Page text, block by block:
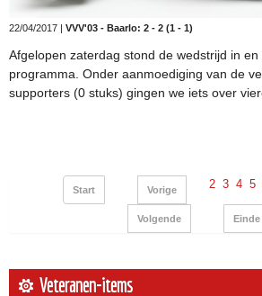
22/04/2017 | VVV'03 - Baarlo: 2 - 2 (1 - 1)
Afgelopen zaterdag stond de wedstrijd in
programma. Onder aanmoediging van de
supporters (0 stuks) gingen we iets over
Start Vorige 2 3 4 5
Volgende Einde
Veteranen-items